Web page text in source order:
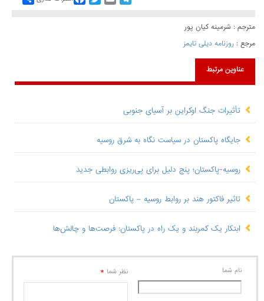
مترجم : شرمینه کیان پور
مرجع : روزنامه دیلی تایمز
عناوین مرتبط
تأثیرات جنگ اوکراین بر آسیای جنوبی
جایگاه پاکستان در سیاست نگاه به شرق روسیه
روسیه-پاکستان؛ پنج دلیل برای پی‌ریزی روابطی جدید
تاثیر فاکتور هند بر روابط روسیه – پاکستان
ابتکار یک کمربند و یک راه در پاکستان: فرصت‌ها و چالش‌ها
نام شما نظر شما *